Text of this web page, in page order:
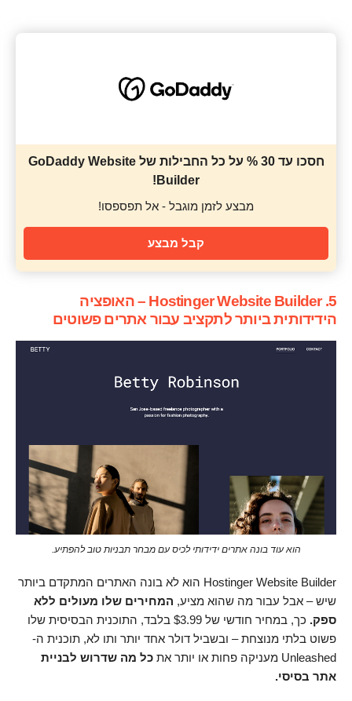
חסכו עד 30 % על כל החבילות של GoDaddy Website
Builder!
מבצע לזמן מוגבל - אל תפספסו!
קבל מבצע
5. Hostinger Website Builder – האופציה
הידידותית ביותר לתקציב עבור אתרים פשוטים
הוא עוד בונה אתרים ידידותי לכיס עם מבחר תבניות טוב להפתיע.
Hostinger Website Builder הוא לא בונה האתרים המתקדם ביותר
שיש – אבל עבור מה שהוא מציע, המחירים שלו מעולים ללא
ספק. כך, במחיר חודשי של $3.99
בלבד, התוכנית הבסיסית שלו
פשוט בלתי מנוצחת – ובשביל דולר אחד יותר ותו לא, תוכנית ה-
Unleashed מעניקה פחות או יותר את
כל מה שדרוש לבניית
אתר בסיסי.